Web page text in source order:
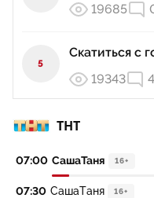
ТНТ
07:00 СашаТаня 16+
07:30 СашаТаня 16+
19685
5
Скатиться с
19343
4